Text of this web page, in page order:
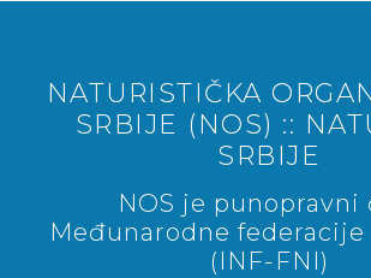
NATURISTIČKA
SRBIJE (NOS) ::
SRBIJE
NOS je punopravni
Međunarodne
(INF-FNI)